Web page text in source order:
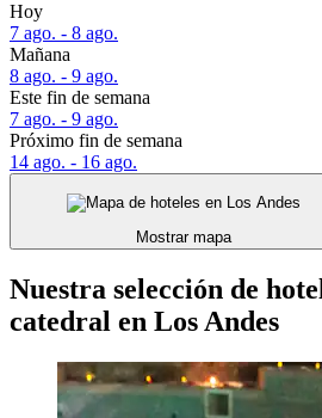
Hoy
7 ago. - 8 ago.
Mañana
8 ago. - 9 ago.
Este fin de semana
7 ago. - 9 ago.
Próximo fin de semana
14 ago. - 16 ago.
Mostrar mapa
Nuestra selección de
catedral en Los Andes